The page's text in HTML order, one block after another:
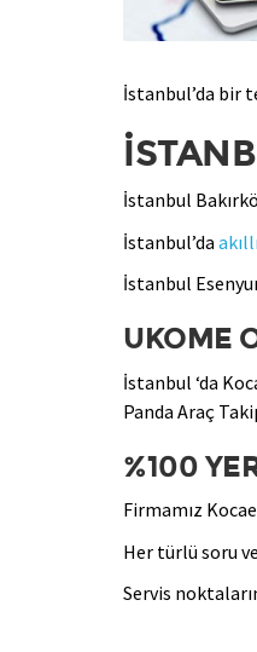
İstanbul’da bir
İstanbul
İstanbul’da
İstanbul
UKOME
İstanbul ‘da
Panda Araç
%100
Firmamız
Her türlü soru
Servis